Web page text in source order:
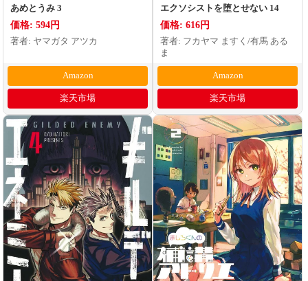
あめとうみ 3
価格: 594円
著者: ヤマガタ アツカ
Amazon
楽天市場
エクソシストを堕とせない 14
価格: 616円
著者: フカヤマ ますく/有馬 ある
ま
Amazon
楽天市場